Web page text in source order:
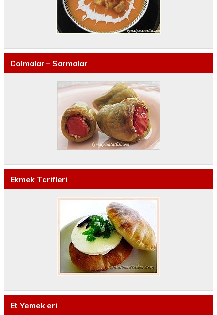
Dolmalar – Sarmalar
Ekmek Tarifleri
Et Yemekleri